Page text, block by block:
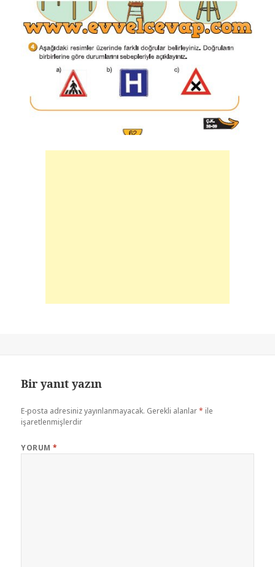
Bir yanıt yazın
E-posta adresiniz yayınlanmayacak. Gerekli alanlar* ile
işaretlenmişlerdir
YORUM*